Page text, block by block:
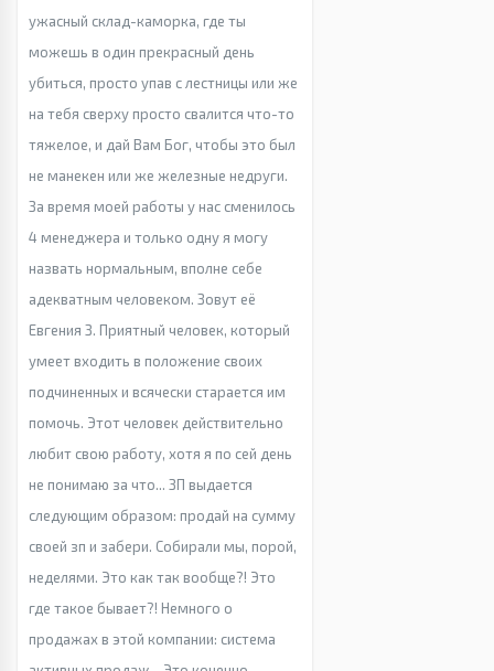
ужасный склад-каморка, где ты
можешь в один прекрасный день
убиться, просто упав с лестницы или же
на тебя сверху просто свалится что-то
тяжелое, и дай Вам Бог, чтобы это был
не манекен или же железные недруги.
За время моей работы у нас сменилось
4 менеджера и только одну я могу
назвать нормальным, вполне себе
адекватным человеком. Зовут её
Евгения З. Приятный человек, который
умеет входить в положение своих
подчиненных и всячески старается им
помочь. Этот человек действительно
любит свою работу, хотя я по сей день
не понимаю за что... ЗП выдается
следующим образом: продай на сумму
своей зп и забери. Собирали мы, порой,
неделями. Это как так вообще?! Это
где такое бывает?! Немного о
продажах в этой компании: система